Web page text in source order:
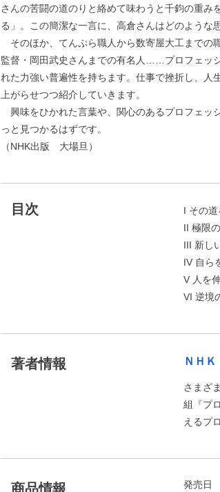
さんの苦闘の道のりと絡めて味わうと千鈞の重
る」。この簡潔な一言に、高倉さんはどのような
そのほか、てんぷら職人から数寄屋大工までの
監督・岡田武史さんまでの有名人……プロフェッ
れた力強い普遍性を持ちます。仕事で挫折し、人
上がらせつつ紹介していきます。
興味をひかれた言葉や、関心のあるプロフェッ
っと見つかるはずです。
（NHK出版 大場旦）
目次
I その
II 極限
III 新し
IV 自ら
V 人を
VI 逆境
著者情報 ＮＨ
さまざ
組『プ
えるプ
商品情報 発売日